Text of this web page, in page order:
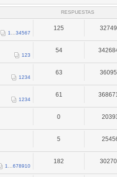
RESPUESTAS
1 34567
125
123
54
1234
63
1234
61
0
5
1 678910
182